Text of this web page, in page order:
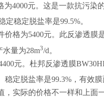
为4000元。这是一款抗污
定稳定脱盐率是99.5%。
价格为5400元。此反渗透
水量为28m3/d。
元。杜邦反渗透膜
定脱盐率是99.3%，有效膜
实际的价格不一样和上面一